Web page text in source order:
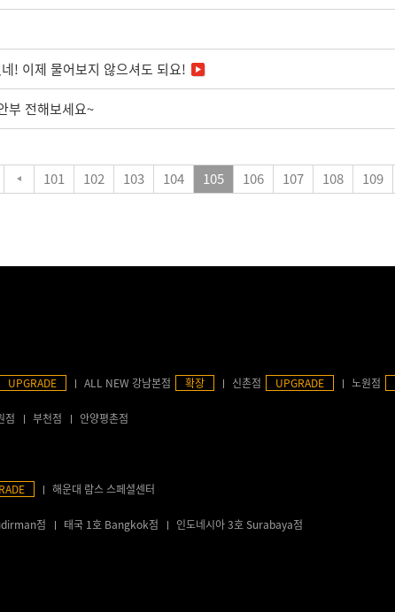
! 이제 물어보지 않으셔도 되요!
부 전해보세요~
101 102 103 104 105 106 107 108 109
UPGRADE ALL NEW 강남본점 확장 신촌점 UPGRADE 노원점
점 부천점 안양평촌점
해운대 람스 스페셜센터
점 태국 1호 Bangkok점 인도네시아 3호 Surabaya점